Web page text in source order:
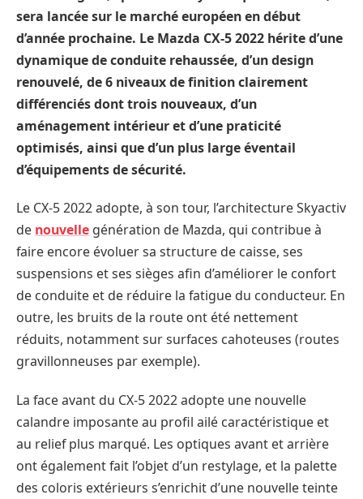
sera lancée sur le marché européen en début
d’année prochaine. Le Mazda CX-5 2022 hérite d’une
dynamique de conduite rehaussée, d’un design
renouvelé, de 6 niveaux de finition clairement
différenciés dont trois nouveaux, d’un
aménagement intérieur et d’une praticité
optimisés, ainsi que d’un plus large éventail
d’équipements de sécurité.
Le CX-5 2022 adopte, à son tour, l’architecture Skyactiv
de nouvelle génération de Mazda, qui contribue à
faire encore évoluer sa structure de caisse, ses
suspensions et ses sièges afin d’améliorer le confort
de conduite et de réduire la fatigue du conducteur. En
outre, les bruits de la route ont été nettement
réduits, notamment sur surfaces cahoteuses (routes
gravillonneuses par exemple).
La face avant du CX-5 2022 adopte une nouvelle
calandre imposante au profil ailé caractéristique et
au relief plus marqué. Les optiques avant et arrière
ont également fait l’objet d’un restylage, et la palette
des coloris extérieurs s’enrichit d’une nouvelle teinte